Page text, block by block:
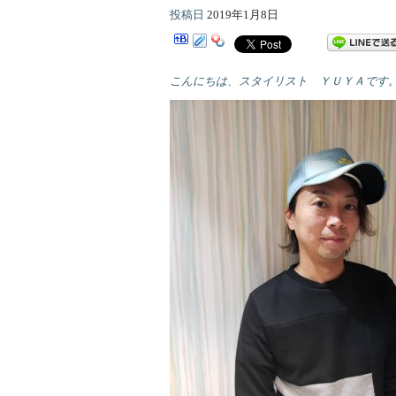
投稿日 2019年1月8日
こんにちは、スタイリスト ＹＵＹＡです